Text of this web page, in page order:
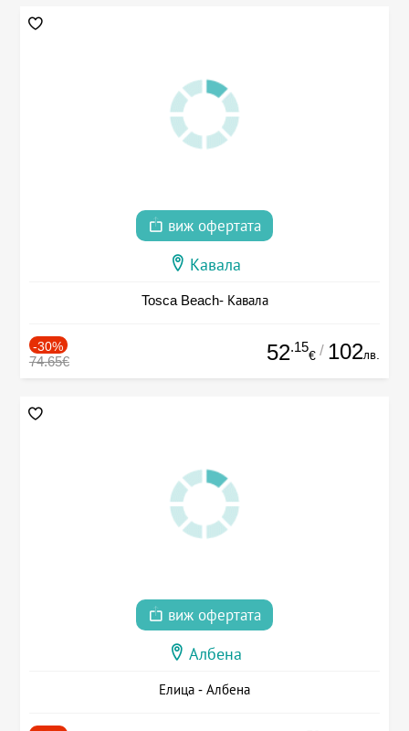
виж офертата
Кавала
Tosca Beach- Кавала
-30%
74.65€ 52.15
€ / 102лв.
виж офертата
Албена
Елица - Албена